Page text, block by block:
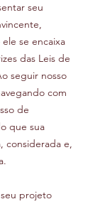
seu
se encaixa
das Leis de
seguir nosso
com
de
que sua
considerada e,
projeto